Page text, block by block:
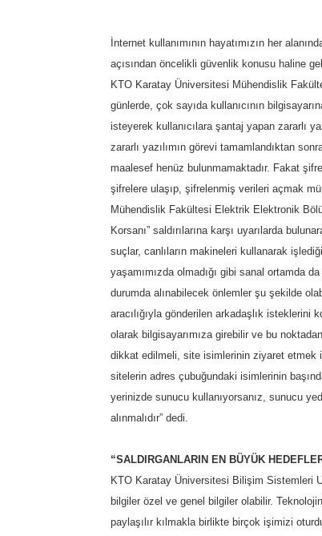
İnternet kullanımının hayatımızın her
açısından öncelikli güvenlik konusu haline
KTO Karatay Üniversitesi Mühendislik
günlerde, çok sayıda kullanıcının
isteyerek kullanıcılara şantaj yapan zararlı
zararlı yazılımın görevi tamamlandıktan
maalesef henüz bulunmamaktadır. Fakat
şifrelere ulaşıp, şifrelenmiş verileri açmak
Mühendislik Fakültesi Elektrik Elektronik
Korsanı” saldırılarına karşı uyarılarda
suçlar, canlıların makineleri kullanarak
yaşamımızda olmadığı gibi sanal ortamda
durumda alınabilecek önlemler şu şekilde
aracılığıyla gönderilen arkadaşlık
olarak bilgisayarımıza girebilir ve bu
dikkat edilmeli, site isimlerinin ziyaret etmek
sitelerin adres çubuğundaki isimlerinin
yerinizde sunucu kullanıyorsanız, sunucu
alınmalıdır” dedi.
“SALDIRGANLARIN EN BÜYÜK
KTO Karatay Üniversitesi Bilişim Sistemleri
bilgiler özel ve genel bilgiler olabilir.
paylaşılır kılmakla birlikte birçok işimizi